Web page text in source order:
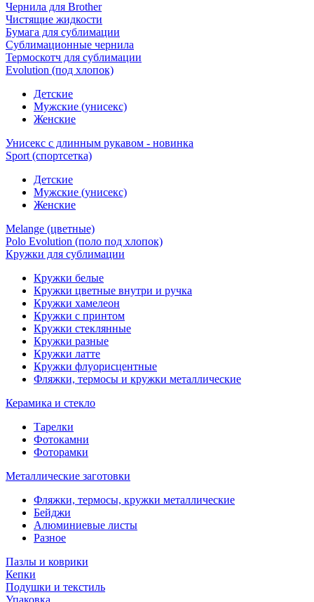
Чернила для Brother
Чистящие жидкости
Бумага для сублимации
Сублимационные чернила
Термоскотч для сублимации
Evolution (под хлопок)
Детские
Мужские (унисекс)
Женские
Унисекс с длинным рукавом - новинка
Sport (спортсетка)
Детские
Мужские (унисекс)
Женские
Melange (цветные)
Polo Evolution (поло под хлопок)
Кружки для сублимации
Кружки белые
Кружки цветные внутри и ручка
Кружки хамелеон
Кружки c принтом
Кружки стеклянные
Кружки разные
Кружки латте
Кружки флуорисцентные
Фляжки, термосы и кружки металлические
Керамика и стекло
Тарелки
Фотокамни
Фоторамки
Металлические заготовки
Фляжки, термосы, кружки металлические
Бейджи
Алюминиевые листы
Разное
Пазлы и коврики
Кепки
Подушки и текстиль
Упаковка